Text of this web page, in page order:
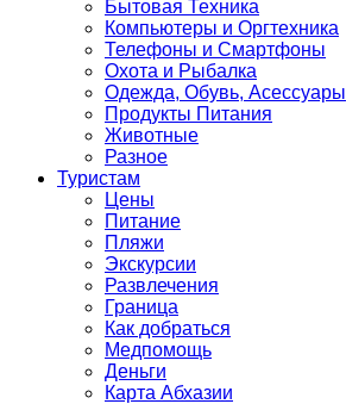
Бытовая Техника
Компьютеры и Оргтехника
Телефоны и Смартфоны
Охота и Рыбалка
Одежда, Обувь, Асессуары
Продукты Питания
Животные
Разное
Туристам
Цены
Питание
Пляжи
Экскурсии
Развлечения
Граница
Как добраться
Медпомощь
Деньги
Карта Абхазии